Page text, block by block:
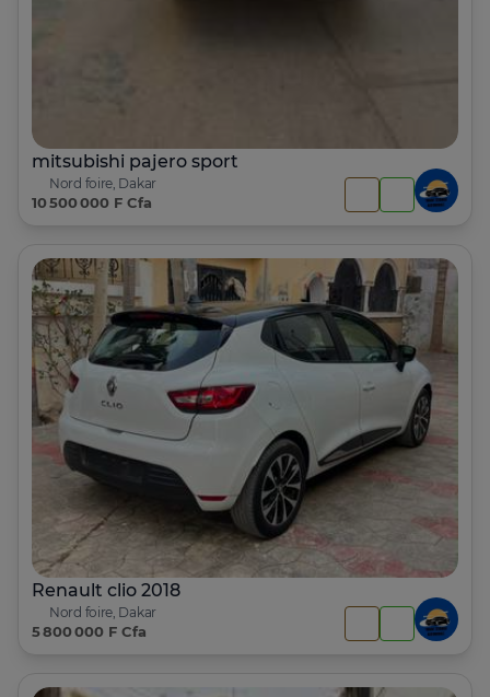
mitsubishi pajero sport
Nord foire, Dakar
10 500 000 F Cfa
Renault clio 2018
Nord foire, Dakar
5 800 000 F Cfa